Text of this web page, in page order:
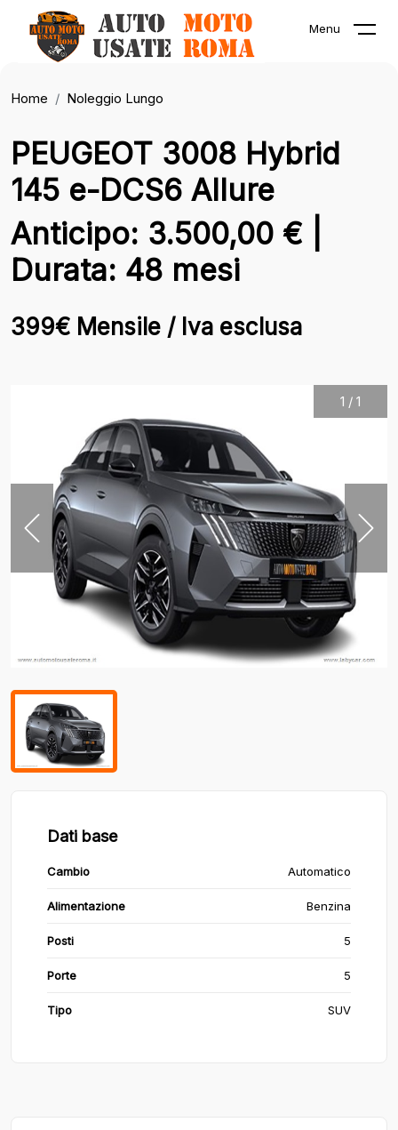
Menu
Home Noleggio Lungo
PEUGEOT 3008 Hybrid
145 e-DCS6 Allure
Anticipo: 3.500,00 € |
Durata: 48 mesi
399€ Mensile / Iva esclusa
1 / 1
Dati base
Cambio Automatico
Alimentazione Benzina
Posti 5
Porte 5
Tipo SUV